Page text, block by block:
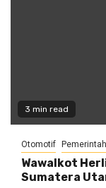
3 min read
Otomotif
Wawalkot
Sumatera